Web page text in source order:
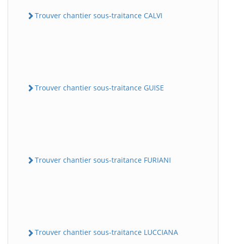
Trouver chantier sous-traitance CALVI
Trouver chantier sous-traitance GUISE
Trouver chantier sous-traitance FURIANI
Trouver chantier sous-traitance LUCCIANA